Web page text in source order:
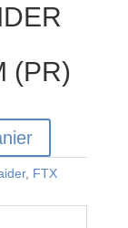
(PR)
, FTX